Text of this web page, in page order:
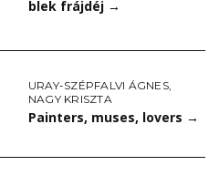
blek frájdéj →
URAY-SZÉPFALVI ÁGNES,
NAGY KRISZTA
Painters, muses, lovers →